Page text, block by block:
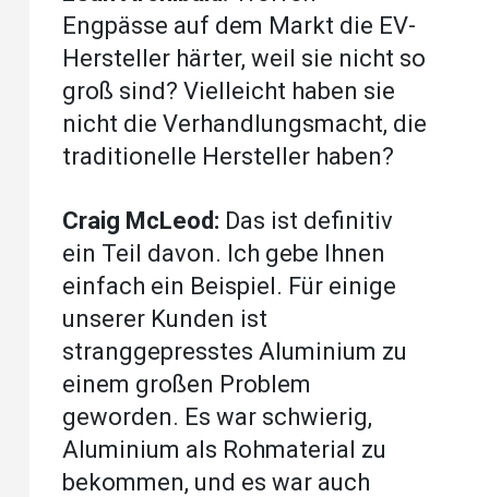
Engpässe auf dem Markt die EV-
Hersteller härter, weil sie nicht so
groß sind? Vielleicht haben sie
nicht die Verhandlungsmacht, die
traditionelle Hersteller haben?
Craig McLeod: Das ist definitiv
ein Teil davon. Ich gebe Ihnen
einfach ein Beispiel. Für einige
unserer Kunden ist
stranggepresstes Aluminium zu
einem großen Problem
geworden. Es war schwierig,
Aluminium als Rohmaterial zu
bekommen, und es war auch